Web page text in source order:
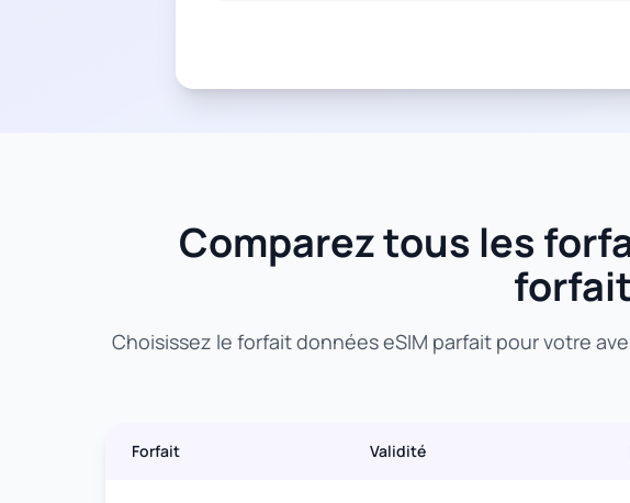
Comparez tous les
Choisissez le forfait données eSIM parfait pour votre
Forfait Validité